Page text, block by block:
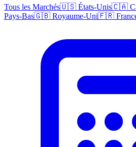
Tous les Marchés🇺🇸 États-Unis🇨🇦
Pays-Bas🇬🇧 Royaume-Uni🇫🇷